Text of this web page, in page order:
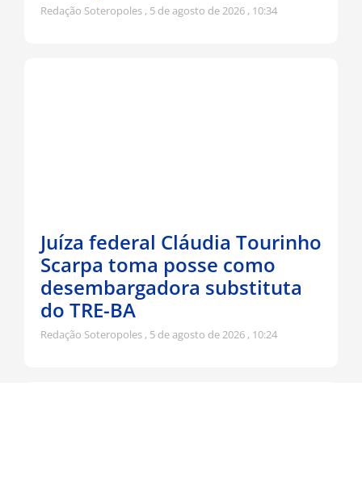
Redação Soteropoles 5 de agosto de 2026 10:34
Juíza federal Cláudia Tourinho
Scarpa toma posse como
desembargadora substituta
do TRE-BA
Redação Soteropoles 5 de agosto de 2026 10:24